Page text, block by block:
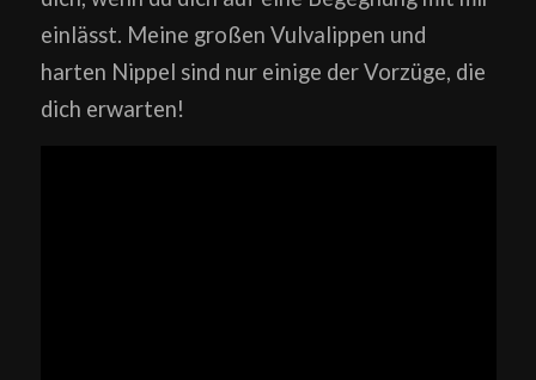
einlässt. Meine großen Vulvalippen und
harten Nippel sind nur einige der Vorzüge, die
dich erwarten!